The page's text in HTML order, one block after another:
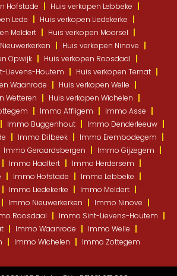
Hofstade
Huis verkopen Lebbeke
Lede
Huis verkopen Liedekerke
Meldert
Huis verkopen Moorsel
Huis verkopen Ninove
Opwijk
Huis verkopen Roosdaal
Lievens-Houtem
Huis verkopen Ternat
Waanrode
Huis verkopen Welle
Wetteren
Huis verkopen Wichelen
Immo Affligem
Immo Asse
Immo Buggenhout
Immo Denderleeuw
Immo Dilbeek
Immo Erembodegem
Immo Geraardsbergen
Immo Gijzegem
Immo Haaltert
Immo Herdersem
Immo Hofstade
Immo Lebbeke
Immo Liedekerke
Immo Meldert
Immo Nieuwerkerken
Immo Ninove
Roosdaal
Immo Sint-Lievens-Houtem
Immo Waanrode
Immo Welle
Immo Wichelen Immo Zottegem